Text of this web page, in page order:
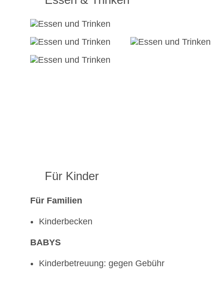
Für Kinder
Für Familien
Kinderbecken
BABYS
Kinderbetreuung: gegen Gebühr